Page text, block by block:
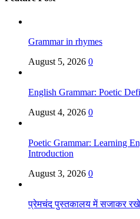
Grammar in rhymes
August 5, 2026 0
English Grammar: Poetic
August 4, 2026 0
Poetic Grammar: Learning
Introduction
August 3, 2026 0
प्रेमचंद पुस्तकालय में सजाकर रखे